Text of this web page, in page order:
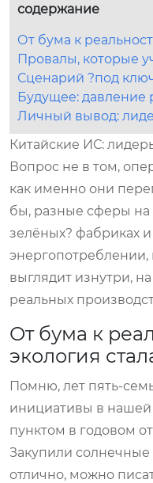
содержание
От бума к
Провалы, которые
Сценарий ?под
Будущее: давление
Личный вывод:
Китайские ИС:
Вопрос не в том,
как именно они
бы, разные сферы на
зелёных? фабриках
энергопотреблении,
выглядит изнутри,
реальных
От бума к
экология
Помню, лет пять-
инициативы в нашей
пунктом в годовом
Закупили
отлично, можно